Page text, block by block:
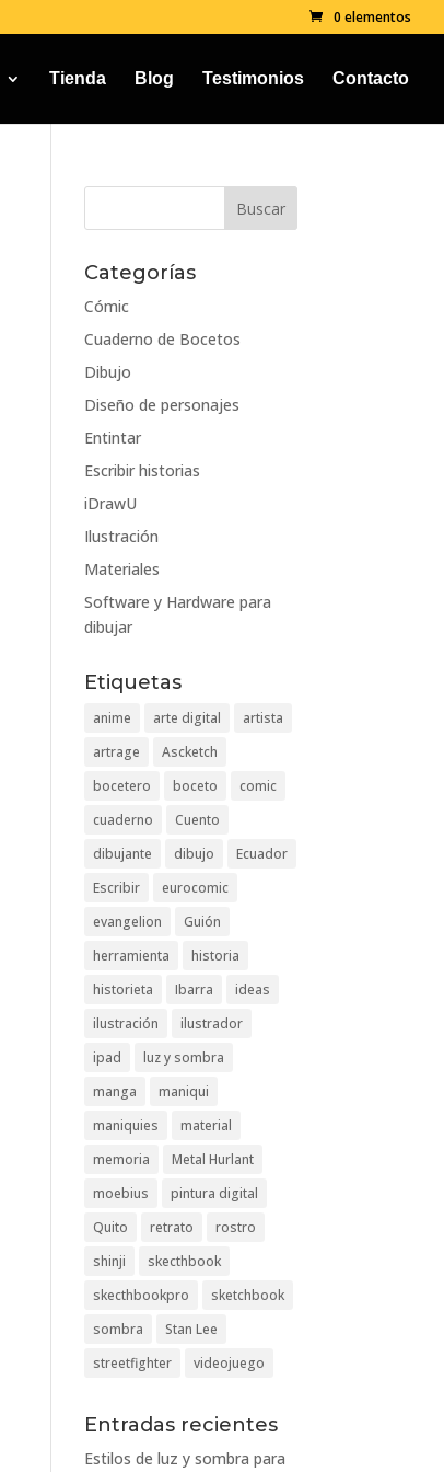
0 elementos
Tienda Blog Testimonios Contacto
Categorías
Cómic
Cuaderno de Bocetos
Dibujo
Diseño de personajes
Entintar
Escribir historias
iDrawU
Ilustración
Materiales
Software y Hardware para
dibujar
Etiquetas
anime arte digital
artista
artrage
Ascketch
bocetero
boceto
comic
cuaderno
Cuento
dibujante
dibujo
Ecuador
Escribir
eurocomic
evangelion
Guión
herramienta
historia
historieta
Ibarra
ideas
ilustración
ilustrador
ipad
luz y sombra
manga
maniqui
maniquies
material
memoria
Metal Hurlant
moebius
pintura digital
Quito
retrato
rostro
shinji
skecthbook
skecthbookpro
sketchbook
sombra
Stan Lee
streetfighter
videojuego
Entradas recientes
Estilos de luz y sombra para